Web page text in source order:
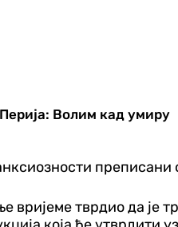
Волим кад умиру
преписани
тврдио да је